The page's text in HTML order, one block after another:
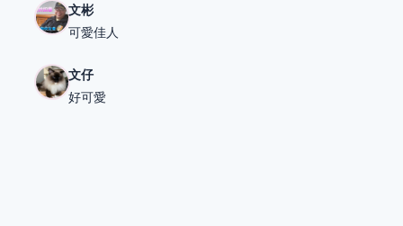
文彬
可愛佳人
文仔
好可愛